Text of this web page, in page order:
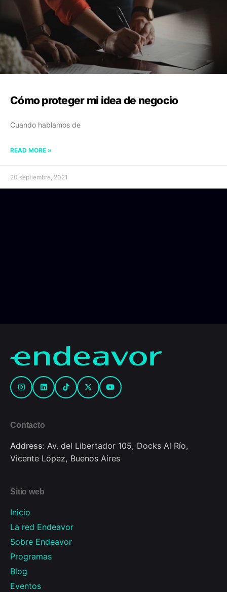
Cómo proteger mi idea de negocio
Cuando hablamos de
READ MORE »
20 septiembre, 2021
Contacto
Address: Av. del Libertador 105, Docks Al Río,
Vicente López, Buenos Aires
Sitio web
Inicio
La red Endeavor
Sobre Endeavor
Programas
Blog
Eventos